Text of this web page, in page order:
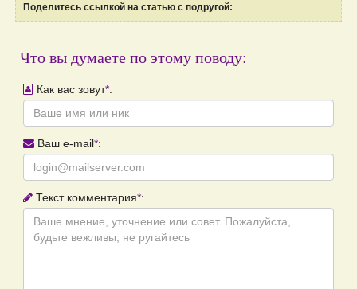
Поделитесь ссылкой на статью с подругой:
Что вы думаете по этому поводу:
Как вас зовут*:
Ваш e-mail*:
Текст комментария*: